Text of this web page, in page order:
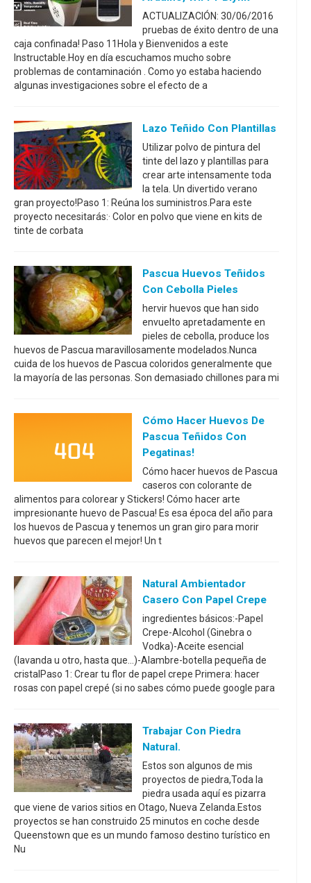
ACTUALIZACIÓN: 30/06/2016
pruebas de éxito dentro de una
caja confinada! Paso 11Hola y Bienvenidos a este
Instructable.Hoy en día escuchamos mucho sobre
problemas de contaminación . Como yo estaba haciendo
algunas investigaciones sobre el efecto de a
Lazo Teñido Con Plantillas
Utilizar polvo de pintura del
tinte del lazo y plantillas para
crear arte intensamente toda
la tela. Un divertido verano
gran proyecto!Paso 1: Reúna los suministros.Para este
proyecto necesitarás:· Color en polvo que viene en kits de
tinte de corbata
Pascua Huevos Teñidos
Con Cebolla Pieles
hervir huevos que han sido
envuelto apretadamente en
pieles de cebolla, produce los
huevos de Pascua maravillosamente modelados.Nunca
cuida de los huevos de Pascua coloridos generalmente que
la mayoría de las personas. Son demasiado chillones para mi
Cómo Hacer Huevos De
Pascua Teñidos Con
Pegatinas!
Cómo hacer huevos de Pascua
caseros con colorante de
alimentos para colorear y Stickers! Cómo hacer arte
impresionante huevo de Pascua! Es esa época del año para
los huevos de Pascua y tenemos un gran giro para morir
huevos que parecen el mejor! Un t
Natural Ambientador
Casero Con Papel Crepe
ingredientes básicos:-Papel
Crepe-Alcohol (Ginebra o
Vodka)-Aceite esencial
(lavanda u otro, hasta que...)-Alambre-botella pequeña de
cristalPaso 1: Crear tu flor de papel crepe Primera: hacer
rosas con papel crepé (si no sabes cómo puede google para
Trabajar Con Piedra
Natural.
Estos son algunos de mis
proyectos de piedra,Toda la
piedra usada aquí es pizarra
que viene de varios sitios en Otago, Nueva Zelanda.Estos
proyectos se han construido 25 minutos en coche desde
Queenstown que es un mundo famoso destino turístico en
Nu